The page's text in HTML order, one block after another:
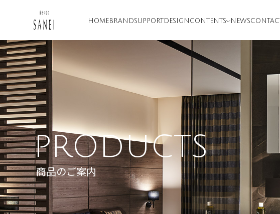
HOME BRANDSUPPORT DESIGN CONTENTS NEWSCONTACT
PRODUCTS
商品のご案内